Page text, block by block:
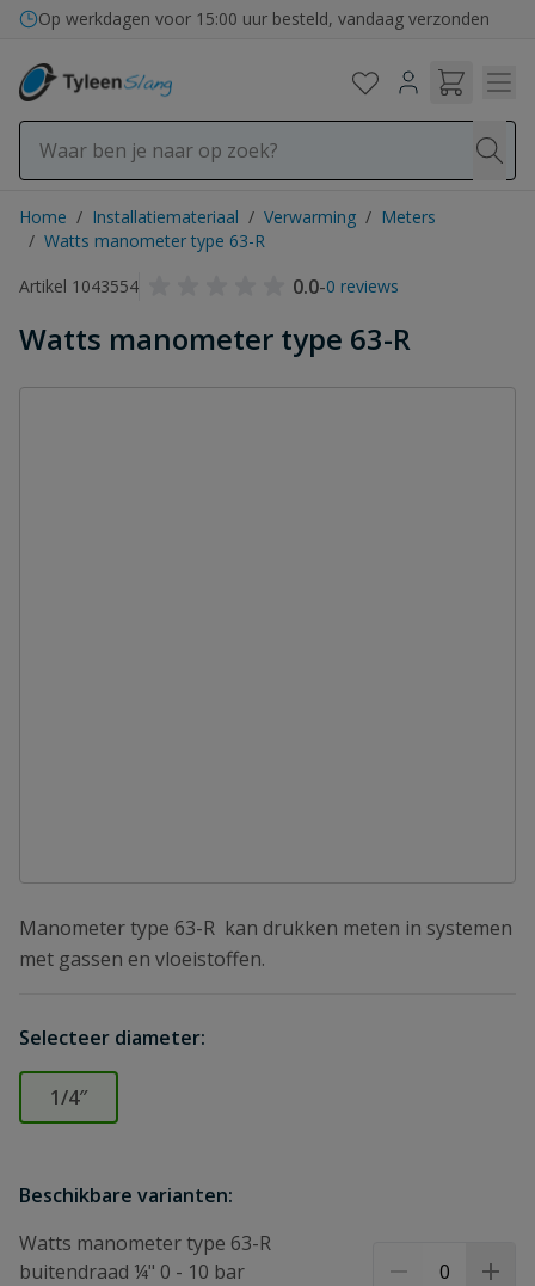
Ga naar de inhoud
Op werkdagen voor 15:00 uur besteld, vandaag verzonden
Home / Installatiemateriaal / Verwarming / Meters
/ Watts manometer type 63-R
Artikel 1043554
0.0-0 reviews
Watts manometer type 63-R
Manometer type 63-R kan drukken meten in systemen
met gassen en vloeistoffen.
Selecteer diameter:
1/4″
Beschikbare varianten:
Watts manometer type 63-R
buitendraad ¼" 0 - 10 bar